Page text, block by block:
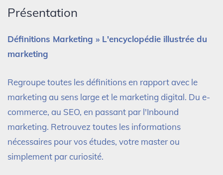
Présentation
Définitions Marketing » L'encyclopédie illustrée du
marketing
Regroupe toutes les définitions en rapport avec le
marketing au sens large et le marketing digital. Du e-
commerce, au SEO, en passant par l'Inbound
marketing. Retrouvez toutes les informations
nécessaires pour vos études, votre master ou
simplement par curiosité.